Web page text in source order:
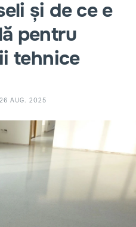
și de ce e
pentru
tehnice
26 AUG. 2025